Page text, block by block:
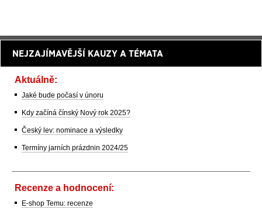
NEJZAJÍMAVĚJŠÍ KAUZY A TÉMATA
Aktuálně:
Jaké bude počasí v únoru
Kdy začíná čínský Nový rok 2025?
Český lev: nominace a výsledky
Termíny jarních prázdnin 2024/25
Recenze a hodnocení:
E-shop Temu: recenze